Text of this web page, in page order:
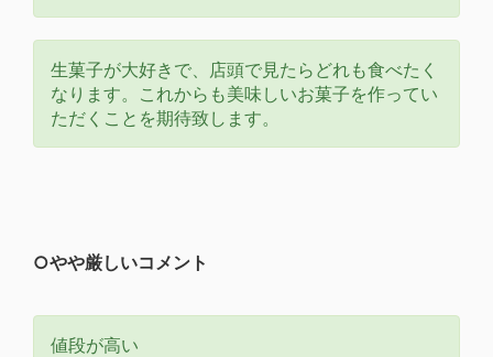
生菓子が大好きで、店頭で見たらどれも食べたく
なります。これからも美味しいお菓子を作ってい
ただくことを期待致します。
○やや厳しいコメント
値段が高い